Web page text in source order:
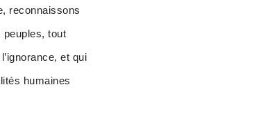
reconnaissons
peuples, tout
et qui
humaines